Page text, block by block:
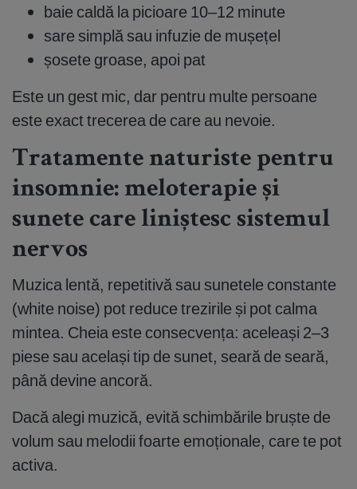
baie caldă la picioare 10–12 minute
sare simplă sau infuzie de mușețel
șosete groase, apoi pat
Este un gest mic, dar pentru multe persoane
este exact trecerea de care au nevoie.
Tratamente naturiste pentru
insomnie: meloterapie și
sunete care liniștesc sistemul
nervos
Muzica lentă, repetitivă sau sunetele constante
(white noise) pot reduce trezirile și pot calma
mintea. Cheia este consecvența: aceleași 2–3
piese sau același tip de sunet, seară de seară,
până devine ancoră.
Dacă alegi muzică, evită schimbările bruște de
volum sau melodii foarte emoționale, care te pot
activa.